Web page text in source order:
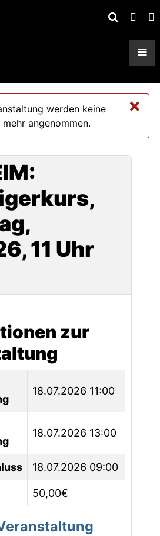
≡
×
werden keine
angenommen.
11 Uhr
zur
18.07.2026 11:00
18.07.2026 13:00
18.07.2026 09:00
50,00€